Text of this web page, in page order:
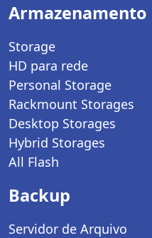
Armazenamento
Storage
HD para rede
Personal Storage
Rackmount Storages
Desktop Storages
Hybrid Storages
All Flash
Backup
Servidor de Arquivo